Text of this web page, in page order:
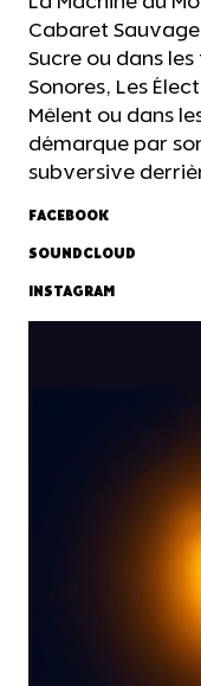
Cabaret
Sucre ou dans
Sonores, Les
Mêlent ou dans
démarque par
subversive
FACEBOOK
SOUNDCLOUD
INSTAGRAM